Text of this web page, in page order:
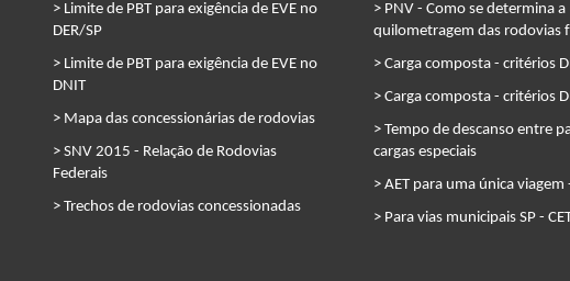
> Limite de PBT para exigência de EVE no
DER/SP
> Limite de PBT para exigência de EVE no
DNIT
> Mapa das concessionárias de rodovias
> SNV 2015 - Relação de Rodovias
Federais
> Trechos de rodovias concessionadas
> PNV - Como se determina a
quilometragem das rodovias
> Carga composta - critérios
> Carga composta - critérios
> Tempo de descanso entre
cargas especiais
> AET para uma única viagem
> Para vias municipais SP -